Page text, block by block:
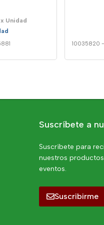
x Unidad
10035820 -
Suscríbete a
Suscríbete para
nuestros
eventos.
Suscribirme